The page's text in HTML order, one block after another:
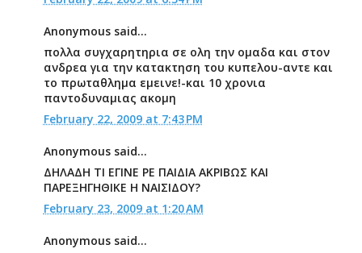
Anonymous said...
πολλα συγχαρητηρια σε ολη την ομαδα και στον
ανδρεα για την κατακτηση του κυπελου-αντε και
το πρωταθλημα εμεινε!-και 10 χρονια
παντοδυναμιας ακομη
February 22, 2009 at 7:43 PM
Anonymous said...
ΔΗΛΑΔΗ ΤΙ ΕΓΙΝΕ ΡΕ ΠΑΙΔΙΑ ΑΚΡΙΒΩΣ ΚΑΙ
ΠΑΡΕΞΗΓΗΘΙΚΕ Η ΝΑΙΣΙΔΟΥ?
February 23, 2009 at 1:20 AM
Anonymous said...